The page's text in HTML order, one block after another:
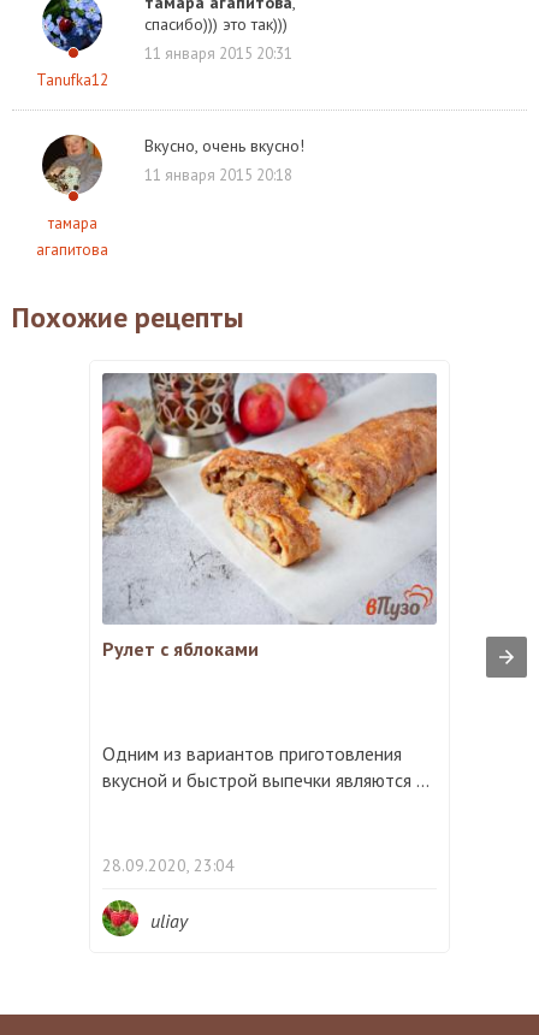
Tanufka12
спасибо))) это так)))
11 января 2015 20:31
тамара
агапитова
Вкусно, очень вкусно!
11 января 2015 20:18
Похожие рецепты
Рулет с яблоками
Одним из вариантов приготовления
вкусной и быстрой выпечки являются ...
28.09.2020, 23:04
uliay